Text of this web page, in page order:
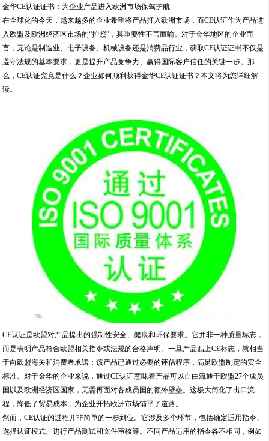
金华CE认证证书：为企业产品进入欧洲市场保驾护航
在全球化的今天，越来越多的企业希望将产品打入欧洲市场，而CE认证作为产品进
入欧盟及欧洲经济区市场的“护照”，其重要性不言而喻。对于金华地区的企业而
言，无论是制造业、电子设备、机械设备还是消费品行业，获取CE认证证书不仅是
遵守法规的基本要求，更是提升产品竞争力、赢得国际客户信任的关键一步。那
么，CE认证究竟是什么？企业如何顺利获得金华CE认证证书？本文将为您详细解
读。
CE认证是欧盟对产品提出的强制性安全、健康和环保要求。它并非一种质量标志，
而是表明产品符合欧盟相关指令或法规的合格声明。一旦产品贴上CE标志，就相当
于向欧盟海关和消费者承诺：该产品已通过必要的评估程序，满足欧盟制定的安全
标准。对于金华的企业来说，通过CE认证意味着产品可以自由流通于欧盟27个成员
国以及欧洲经济区国家，无需再面对各成员国的额外壁垒。这极大简化了出口流
程，降低了贸易成本，为企业开拓欧洲市场铺平了道路。
然而，CE认证的过程并非简单的一步到位。它涉及多个环节，包括确定适用指令、
选择认证模式、进行产品测试和文件审核等。不同产品适用的指令各不相同，例如